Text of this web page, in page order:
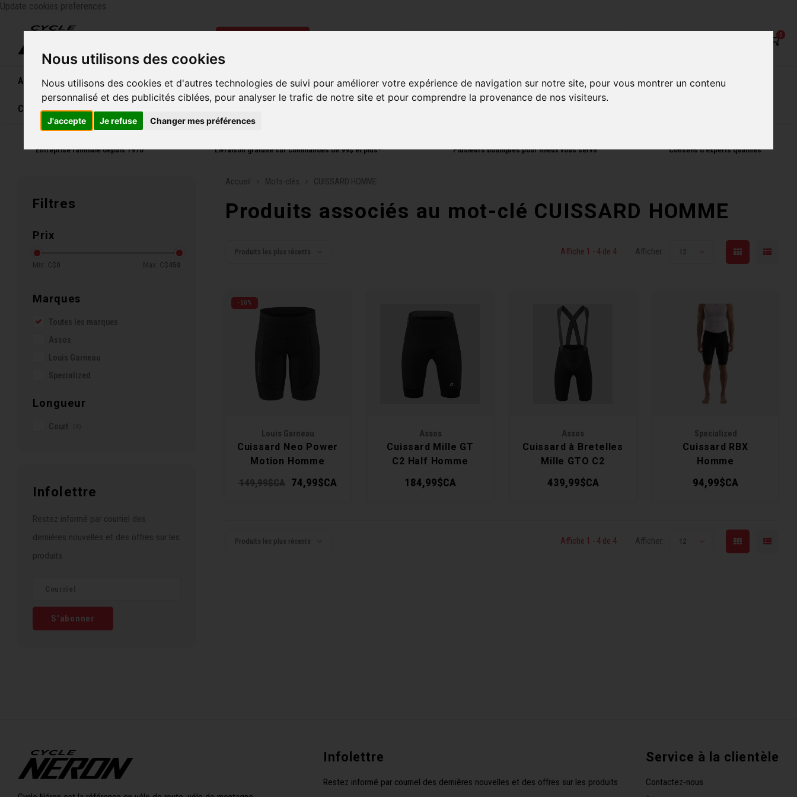
Nous utilisons des cookies
Nous utilisons des cookies et d'autres technologies de suivi pour améliorer votre expérience de navigation sur notre site, pour vous montrer un contenu
personnalisé et des publicités ciblées, pour analyser le trafic de notre site et pour comprendre la provenance de nos visiteurs.
J'accepte Je refuse Changer mes préférences
Update cookies preferences
0
Accueil Vélos Souliers Casques Femme Homme Accessoires Composantes Liquidation Nos Services Nos boutiques
Carte cadeau
Entreprise familiale depuis 1970 Livraison gratuite sur commandes de 99$ et plus* Plusieurs boutiques pour mieux vous servir Conseils d'experts qualifiés
Filtres
Prix
Min: C$ 0 Max: C$ 450
Marques
Toutes les marques
Assos
Louis Garneau
Specialized
Longueur
Court
Infolettre
Restez informé par courriel des
dernières nouvelles et des offres sur les
produits
S'abonner
Accueil Mots-clés CUISSARD HOMME
Produits associés au mot-clé CUISSARD HOMME
Produits les plus récents Affiche 1 - 4 de 4 Afficher: 12
-50%
Louis Garneau
Cuissard Neo Power
Motion Homme
149,99$CA 74,99$CA
Assos
Cuissard Mille GT
C2 Half Homme
184,99$CA
Assos
Cuissard à Bretelles
Mille GTO C2
Homme
439,99$CA
Specialized
Cuissard RBX
Homme
94,99$CA
Produits les plus récents Affiche 1 - 4 de 4 Afficher: 12
Infolettre
Restez informé par courriel des dernières nouvelles et des offres sur les produits
Service à la clientèle
Contactez-nous